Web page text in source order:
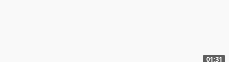
01:31